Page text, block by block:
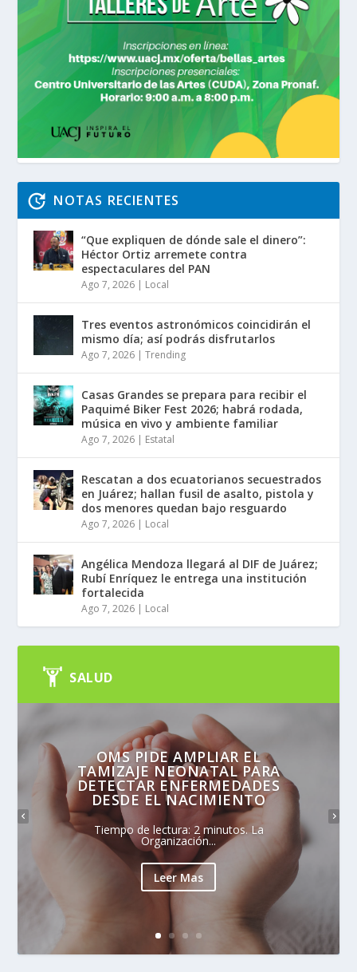
NOTAS RECIENTES
“Que expliquen de dónde sale el dinero”:
Héctor Ortiz arremete contra
espectaculares del PAN
Ago 7, 2026 | Local
Tres eventos astronómicos coincidirán el
mismo día; así podrás disfrutarlos
Ago 7, 2026 |Trending
Casas Grandes se prepara para recibir el
Paquimé Biker Fest 2026; habrá rodada,
música en vivo y ambiente familiar
Ago 7, 2026 | Estatal
Rescatan a dos ecuatorianos secuestrados
en Juárez; hallan fusil de asalto, pistola y
dos menores quedan bajo resguardo
Ago 7, 2026 | Local
Angélica Mendoza llegará al DIF de Juárez;
Rubí Enríquez le entrega una institución
fortalecida
Ago 7, 2026 | Local
SALUD
OMS PIDE AMPLIAR EL
TAMIZAJE NEONATAL PARA
DETECTAR ENFERMEDADES
DESDE EL NACIMIENTO
Tiempo de lectura: 2 minutos. La
Organización...
Leer Mas